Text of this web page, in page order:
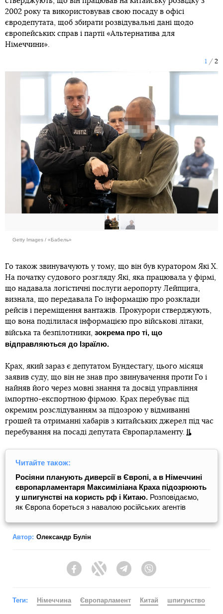
2002 року та використовував свою посаду в офісі
євродепутата, щоб збирати розвідувальні дані щодо
європейських справ і партії «Альтернатива для
Німеччини».
1 2
Getty Images / «Бабель»
Го також звинувачують у тому, що він був куратором Які Х.
На початку судового розгляду Які, яка працювала у фірмі,
що надавала логістичні послуги аеропорту Лейпцига,
визнала, що передавала Го інформацію про розклади
рейсів і переміщення вантажів. Прокурори стверджують,
що вона поділилася інформацією про військові літаки,
війська та безпілотники, зокрема про ті, що
відправляються до Ізраїлю.
Крах, який зараз є депутатом Бундестагу, цього місяця
заявив суду, що він не знав про звинувачення проти Го і
найняв його через мовні знання та досвід управління
імпортно-експортною фірмою. Крах перебуває під
окремим розслідуванням за підозрою у відмиванні
грошей та отриманні хабарів з китайських джерел під час
перебування на посаді депутата Європарламенту.
Читайте також:
Росіяни планують диверсії в Європі, а в Німеччині
європарламентаря Максиміліана Краха підозрюють
у шпигунстві на користь рф і Китаю. Розповідаємо,
як Європа бореться з навалою російських агентів
Автор: Олександр Булін
FacebookTwitter Telegram
Теги: Німеччина Європарламент Китай шпигунство